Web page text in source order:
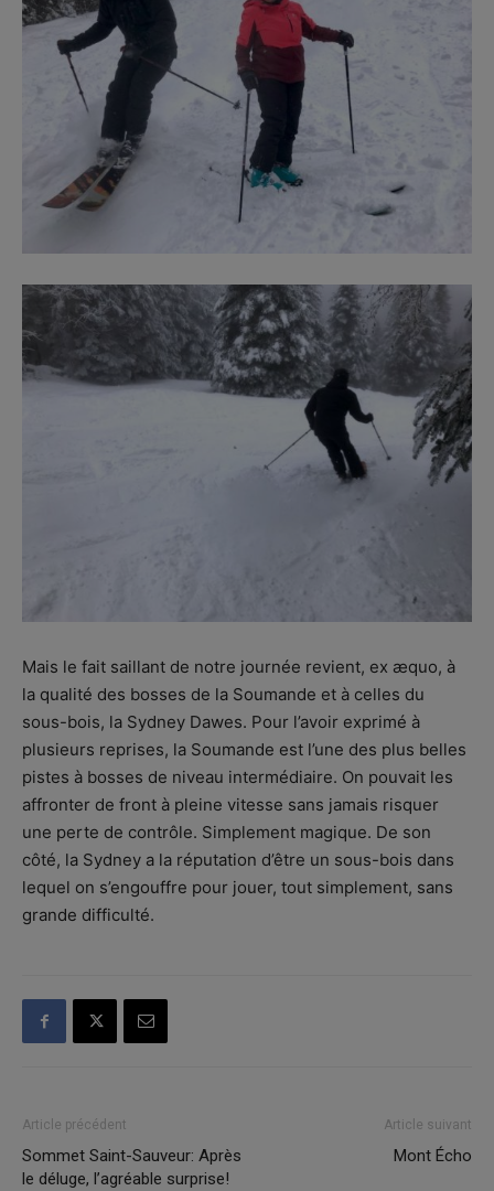
Mais le fait saillant de notre journée revient, ex æquo, à
la qualité des bosses de la Soumande et à celles du
sous-bois, la Sydney Dawes. Pour l’avoir exprimé à
plusieurs reprises, la Soumande est l’une des plus belles
pistes à bosses de niveau intermédiaire. On pouvait les
affronter de front à pleine vitesse sans jamais risquer
une perte de contrôle. Simplement magique. De son
côté, la Sydney a la réputation d’être un sous-bois dans
lequel on s’engouffre pour jouer, tout simplement, sans
grande difficulté.
Article précédent
Sommet Saint-Sauveur: Après
le déluge, l’agréable surprise!
Article suivant
Mont Écho